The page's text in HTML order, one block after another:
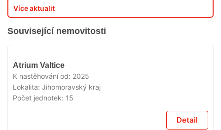
Více aktualit
Související nemovitosti
Atrium Valtice
K nastěhování od: 2025
Lokalita: Jihomoravský kraj
Počet jednotek: 15
Detail